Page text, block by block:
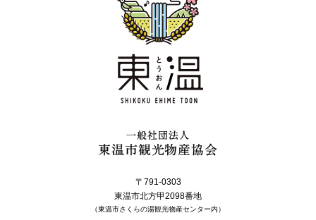
一般社団法人
東温市観光物産協会
〒791-0303
東温市北方甲2098番地
（東温市さくらの湯観光物産センター内）